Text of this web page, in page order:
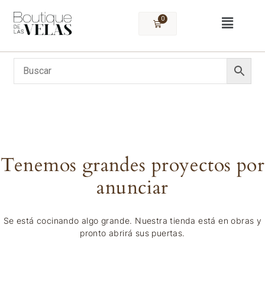
0
Tenemos grandes proyectos por
anunciar
Se está cocinando algo grande. Nuestra tienda está en obras y
pronto abrirá sus puertas.